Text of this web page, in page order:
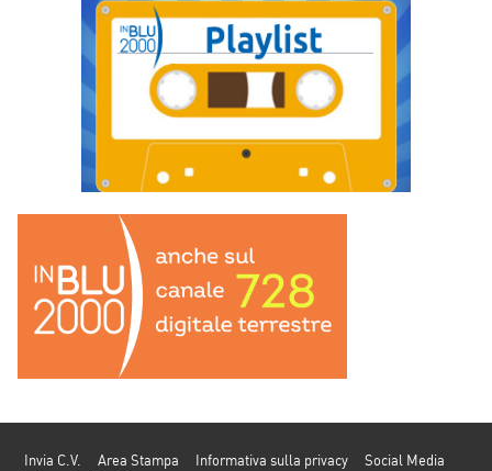
Invia C.V. Area Stampa Informativa sulla privacy
Social Media